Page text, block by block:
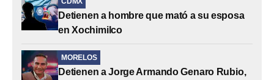
Detienen a hombre que mató a su esposa
en Xochimilco
MORELOS
Detienen a Jorge Armando Genaro Rubio,